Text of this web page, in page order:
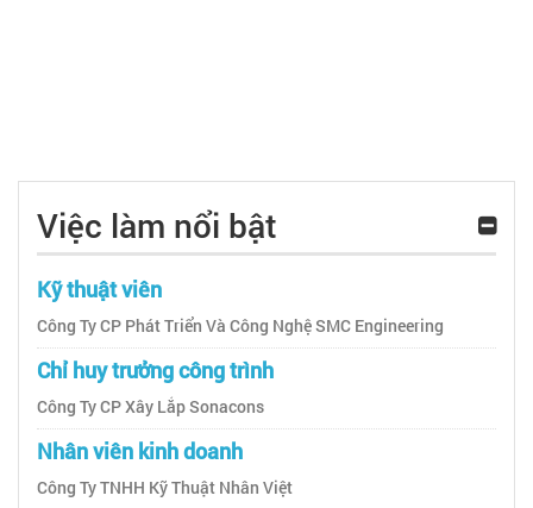
Việc làm nổi bật
Kỹ thuật viên
Công Ty CP Phát Triển Và Công Nghệ SMC Engineering
Chỉ huy trưởng công trình
Công Ty CP Xây Lắp Sonacons
Nhân viên kinh doanh
Công Ty TNHH Kỹ Thuật Nhân Việt